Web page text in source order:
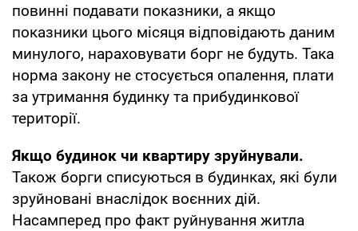
повинні подавати показники, а якщо
показники цього місяця відповідають даним
минулого, нараховувати борг не будуть. Така
норма закону не стосується опалення, плати
за утримання будинку та прибудинкової
території.
Якщо будинок чи квартиру зруйнували.
Також борги списуються в будинках, які були
зруйновані внаслідок воєнних дій.
Насамперед про факт руйнування житла